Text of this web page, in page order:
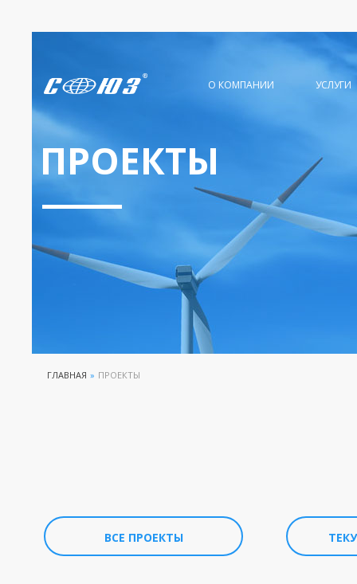
ПРОЕКТЫ
О КОМПАНИИ УСЛУГИ
ГЛАВНАЯ » ПРОЕКТЫ
ВСЕ ПРОЕКТЫ